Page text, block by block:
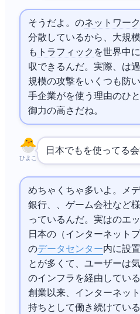
そうだよ。Akamaiのネットワーク
分散しているから、大規
も トラフィック を世界中
収できるんだ。実際、Akamai
規模のDDoS攻撃をいくつも防
手企業がAkamaiを使う理由の
御力の高さだね。
ひよこ
日本でもAkamaiを使って
めちゃくちゃ多いよ。メデ
銀行、EC、ゲーム会社など
っているんだ。実はAkamaiの
日本の（インターネット
のデータセンター内に設
とが多くて、ユーザーは気づ
のインフラを経由しているん
創業以来、インターネッ
持ちとして働き続けている